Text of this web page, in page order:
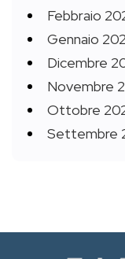
Febbraio
Gennaio
Dicembre
Novembre
Ottobre
Settembre